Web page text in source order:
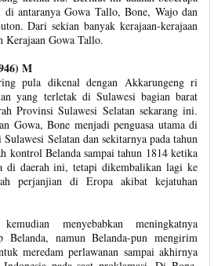
antaranya Gowa Tallo, Bone, Wajo dan
Dari sekian banyak kerajaan-kerajaan
Kerajaan Gowa Tallo.
M
pula dikenal dengan Akkarungeng ri
yang terletak di Sulawesi bagian barat
Provinsi Sulawesi Selatan sekarang ini.
Gowa, Bone menjadi penguasa utama di
Selatan dan sekitarnya pada tahun
kontrol Belanda sampai tahun 1814 ketika
di daerah ini, tetapi dikembalikan lagi ke
perjanjian di Eropa akibat kejatuhan
menyebabkan meningkatnya
Belanda, namun Belanda-pun mengirim
meredam perlawanan sampai akhirnya